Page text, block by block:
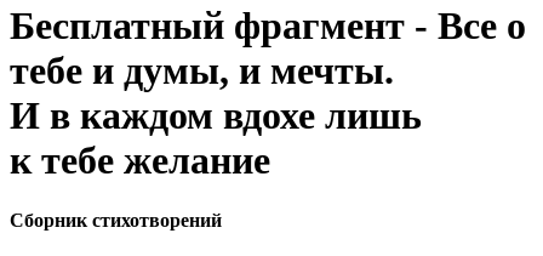
Бесплатный фрагмент - Все о
тебе и думы, и мечты.
И в каждом вдохе лишь
к тебе желание
Сборник стихотворений